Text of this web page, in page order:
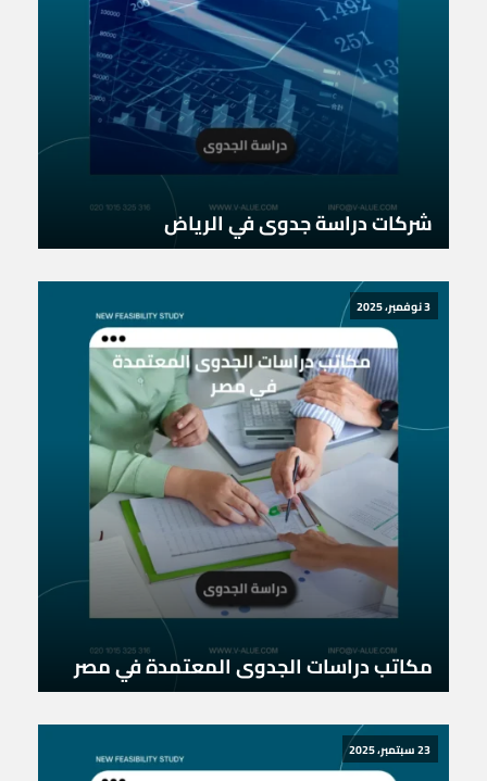
شركات دراسة جدوى في الرياض
3 نوفمبر، 2025
مكاتب دراسات الجدوى المعتمدة في مصر
23 سبتمبر، 2025